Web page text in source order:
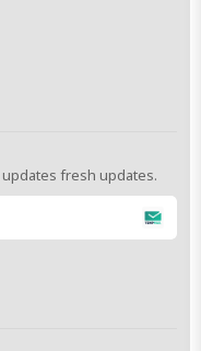
fresh updates.